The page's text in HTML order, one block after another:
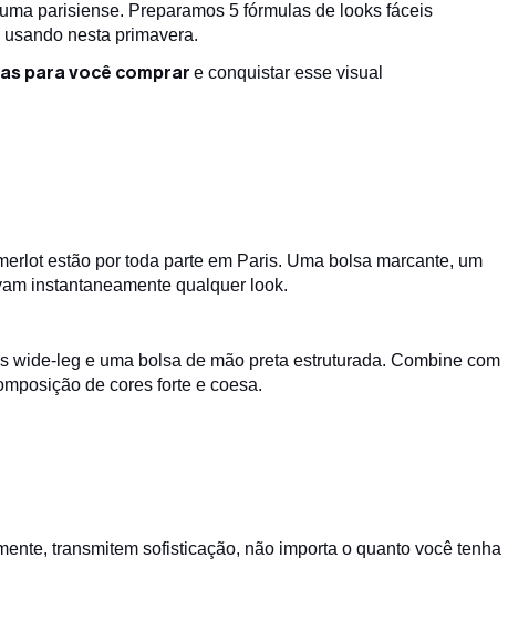
parisiense. Preparamos 5 fórmulas de looks fáceis
nesta primavera.
para você comprar e conquistar esse visual
estão por toda parte em Paris. Uma bolsa marcante, um
instantaneamente qualquer look.
wide-leg e uma bolsa de mão preta estruturada. Combine com
de cores forte e coesa.
transmitem sofisticação, não importa o quanto você tenha